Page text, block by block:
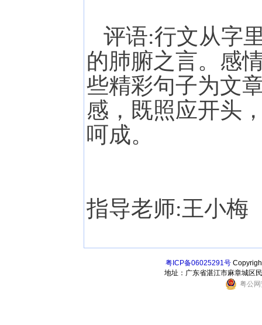
评语:行文从字
的肺腑之言。感
些精彩句子为文
感，既照应开头
呵成。
指导老师:王小梅
粤ICP备06025291号
地址：广东省湛江市麻章城区
粤公